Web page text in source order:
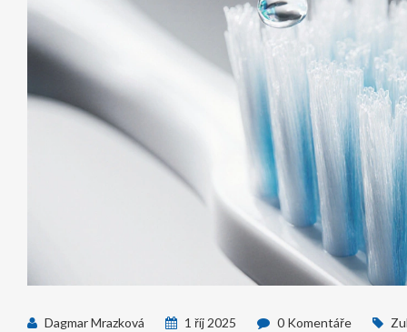
Dagmar Mrazková 1 říj 2025 0 Komentáře